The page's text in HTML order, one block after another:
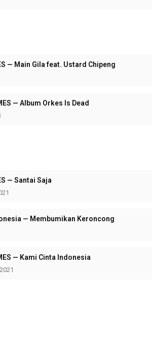
— Main Gila feat. Ustard Chipeng
— Album Orkes Is Dead
— Santai Saja
— Membumikan Keroncong
— Kami Cinta Indonesia